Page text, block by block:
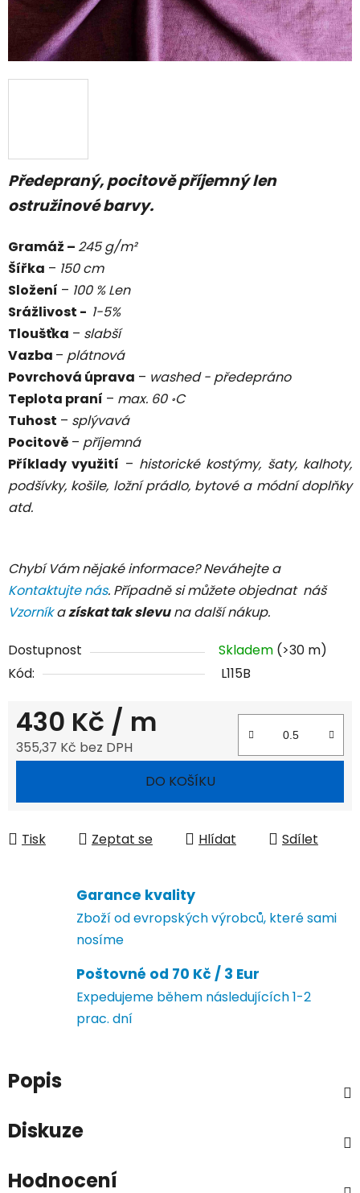
Předepraný, pocitově příjemný len
ostružinové barvy.
Gramáž – 245 g/m²
Šířka – 150 cm
Složení – 100 % Len
Srážlivost - 1-5%
Tloušťka – slabší
Vazba – plátnová
Povrchová úprava – washed - předepráno
Teplota praní – max. 60 ॰C
Tuhost – splývavá
Pocitově – příjemná
Příklady využití – historické kostýmy, šaty, kalhoty,
podšívky, košile, ložní prádlo, bytové a módní doplňky
atd.
Chybí Vám nějaké informace? Neváhejte a
Kontaktujte nás. Případně si můžete objednat náš
Vzorníkazískat tak slevuna další nákup.
Dostupnost Skladem (>30 m)
Kód:
L115B
430 Kč / m
355,37 Kč bez DPH
DO KOŠÍKU
Tisk Zeptat se Hlídat Sdílet
Garance kvality
Zboží od evropských výrobců, které sami
nosíme
Poštovné od 70 Kč / 3 Eur
Expedujeme během následujících 1-2
prac. dní
Popis
Diskuze
Hodnocení